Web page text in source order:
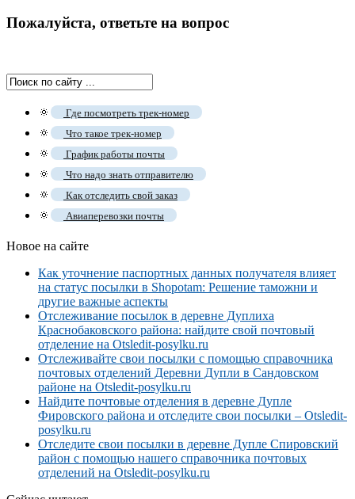
Пожалуйста, ответьте на вопрос
🔅 Где посмотреть трек-номер
🔅 Что такое трек-номер
🔅 График работы почты
🔅 Что надо знать отправителю
🔅 Как отследить свой заказ
🔅 Авиаперевозки почты
Новое на сайте
Как уточнение паспортных данных получателя влияет
на статус посылки в Shopotam: Решение таможни и
другие важные аспекты
Отслеживание посылок в деревне Дуплиха
Краснобаковского района: найдите свой почтовый
отделение на Otsledit-posylku.ru
Отслеживайте свои посылки с помощью справочника
почтовых отделений Деревни Дупли в Сандовском
районе на Otsledit-posylku.ru
Найдите почтовые отделения в деревне Дупле
Фировского района и отследите свои посылки – Otsledit-
posylku.ru
Отследите свои посылки в деревне Дупле Спировский
район с помощью нашего справочника почтовых
отделений на Otsledit-posylku.ru